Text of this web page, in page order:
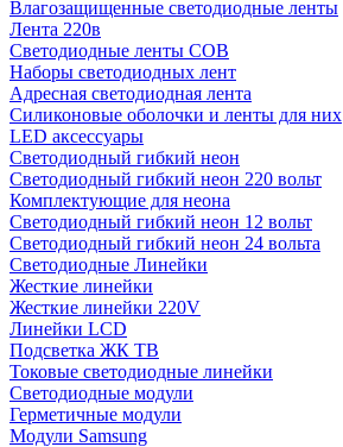
Влагозащищенные светодиодные ленты
Лента 220в
Светодиодные ленты COB
Наборы светодиодных лент
Адресная светодиодная лента
Силиконовые оболочки и ленты для них
LED аксессуары
Светодиодный гибкий неон
Светодиодный гибкий неон 220 вольт
Комплектующие для неона
Светодиодный гибкий неон 12 вольт
Светодиодный гибкий неон 24 вольта
Светодиодные Линейки
Жесткие линейки
Жесткие линейки 220V
Линейки LCD
Подсветка ЖК ТВ
Токовые светодиодные линейки
Светодиодные модули
Герметичные модули
Модули Samsung